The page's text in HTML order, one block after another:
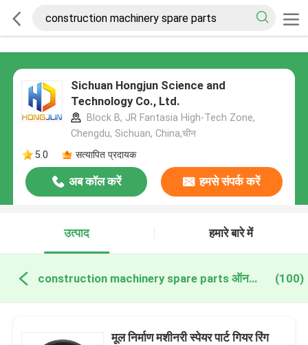
Sichuan Hongjun Science and
Technology Co., Ltd.
Block B, JR Fantasia High-Tech Zone,
Chengdu, Sichuan, China,चीन
5.0
सत्यापित प्रदायक
अब कॉल करें हमसे संपर्क करें
उत्पाद हमारे बारे में
construction machinery spare parts ऑनलाइन निर्माण (100)
मूल निर्माण मशीनरी स्पेयर पार्ट गियर रिंग